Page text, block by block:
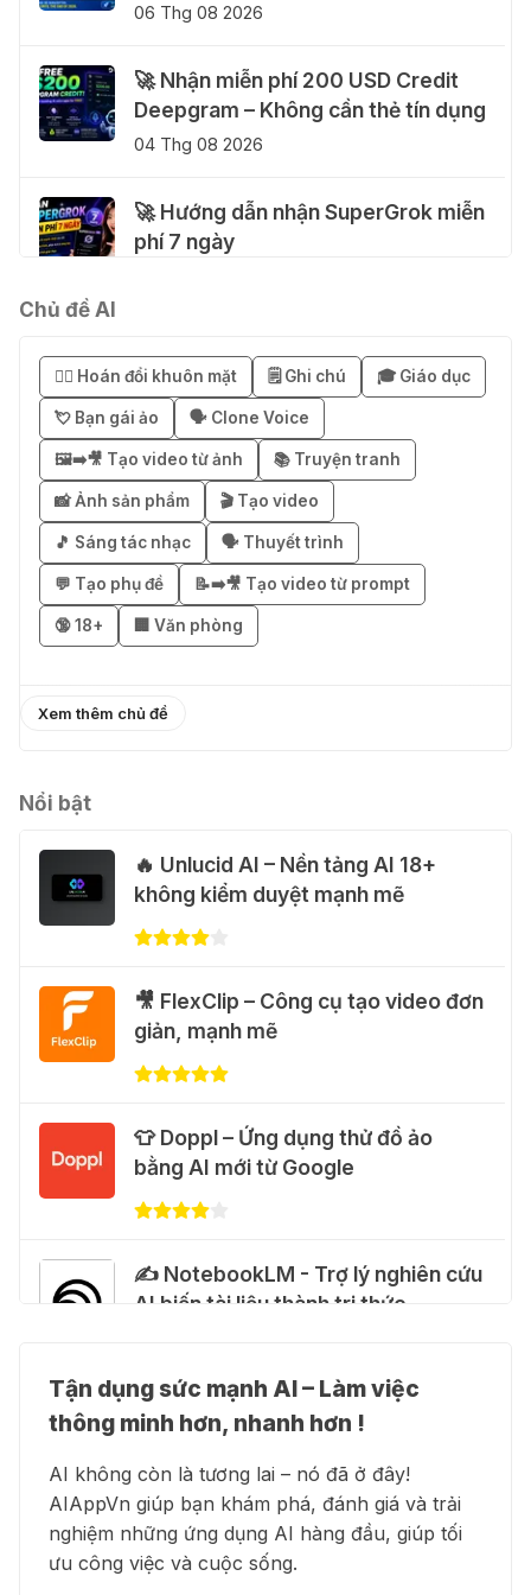
06 Thg 08 2026
🚀 Nhận miễn phí 200 USD Credit
Deepgram – Không cần thẻ tín dụng
04 Thg 08 2026
🚀 Hướng dẫn nhận SuperGrok miễn
phí 7 ngày
Business miễn phí 3–6 tháng
03 Thg 08 2026
🎁 Mẹo nhận 1 tháng ChatGPT Plus
miễn phí bằng VPN Mexico
02 Thg 08 2026
֎ Cách nhận ChatGPT Go 12 tháng
miễn phí
💃 Tạo video AI nhảy múa với Google
Flow Motion Control
31 Thg 07 2026
🐈 Nhận miễn phí 30 video AI + 100
hình ảnh mỗi ngày với Dola.com
31 Thg 07 2026
🎁 Hướng dẫn nhận Google Plus 12
tháng miễn phí
Cảnh báo: Xuất hiện script và
hướng dẫn giả mạo giúp "mở khóa"
🍎 Claude for Teachers – chương
15 Thg 07 2026
🎁 Hướng dẫn nhận ChatGPT
Business miễn phí tháng
Chủ đề AI
😶‍🌫️ Hoán đổi khuôn mặt 🗒️ Ghi chú 🎓 Giáo dục
💘 Bạn gái ảo 🗣️ Clone Voice
🖼️➡️🎥 Tạo video từ ảnh 📚 Truyện tranh
📸 Ảnh sản phẩm 🎬 Tạo video
🎵 Sáng tác nhạc 🗣️ Thuyết trình
💬 Tạo phụ đề 📝➡️🎥 Tạo video từ prompt
🔞 18+ 🏢 Văn phòng
Xem thêm chủ đề
Nổi bật
🔥 Unlucid AI – Nền tảng AI 18+
không kiểm duyệt mạnh mẽ
🎥 FlexClip – Công cụ tạo video đơn
giản, mạnh mẽ
👕 Doppl – Ứng dụng thử đồ ảo
bằng AI mới từ Google
✍️ NotebookLM - Trợ lý nghiên cứu
AI biến tài liệu thành tri thức
👗 Higgsfield AI – Biến ý tưởng
thành phim chất lượng cao
💻 Blackbox AI - Trợ lý lập trình
thông minh
Tận dụng sức mạnh AI – Làm việc
thông minh hơn, nhanh hơn !
AI không còn là tương lai – nó đã ở đây!
AIAppVn giúp bạn khám phá, đánh giá và trải
nghiệm những ứng dụng AI hàng đầu, giúp tối
ưu công việc và cuộc sống.